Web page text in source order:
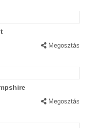
Megosztás
Megosztás